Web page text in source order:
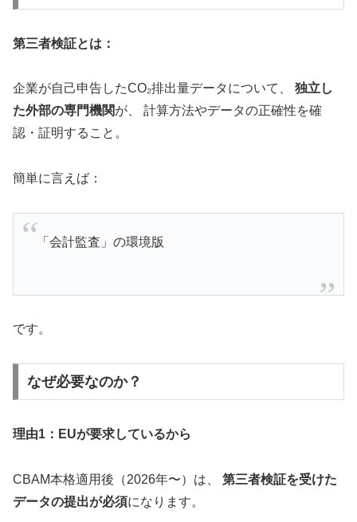
第三者検証とは：
企業が自己申告したCO₂排出量データについて、 独立し
た外部の専門機関が、 計算方法やデータの正確性を確
認・証明すること。
簡単に言えば：
「会計監査」の環境版
です。
なぜ必要なのか？
理由1：EUが要求しているから
CBAM本格適用後（2026年〜）は、 第三者検証を受けた
データの提出が必須になります。